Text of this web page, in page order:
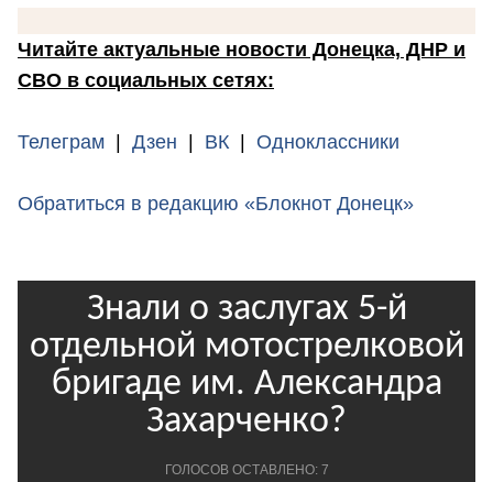
Читайте актуальные новости Донецка, ДНР и
СВО в социальных сетях:
Телеграм Дзен ВК Одноклассники
Обратиться в редакцию «Блокнот Донецк»